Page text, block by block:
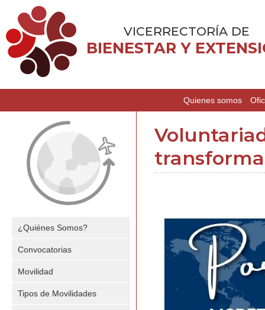
VICERRECTORÍA DE
BIENESTAR Y
Quienes somos
¿Quiénes Somos?
Convocatorias
Movilidad
Tipos de Movilidades